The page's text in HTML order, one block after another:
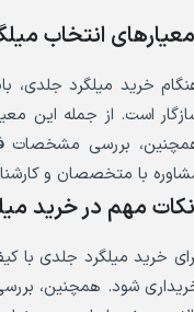
معیارهای انتخاب
خرید میلگرد جلدی،
است. از جمله این
بررسی مشخصات
با متخصصان و
نکات مهم در خرید
خرید میلگرد جلدی با
شود. همچنین،